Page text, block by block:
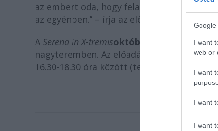
Google
I want
web or
I want
I want
I want
az embert oda, hogy feladja saját hitét,
az egyénben.” – írja az előadásról
A Serena in X-tremisoktóber 10-én,
nagyteremben. Az előadásra jegyek
16.30-18.30 óra között (tel.: 0264-593468),